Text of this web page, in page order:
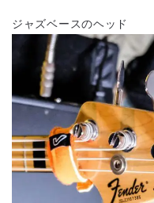
ジャズベースのヘッド